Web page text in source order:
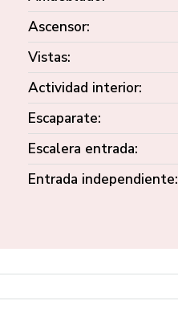
Ascensor:
Vistas:
Actividad interior:
Escaparate:
Escalera entrada:
Entrada independiente: